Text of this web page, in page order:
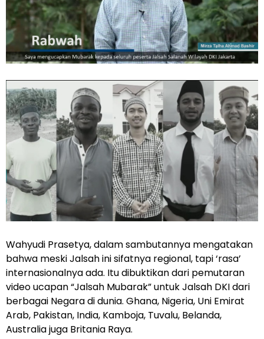
Wahyudi Prasetya, dalam sambutannya mengatakan
bahwa meski Jalsah ini sifatnya regional, tapi ‘rasa’
internasionalnya ada. Itu dibuktikan dari pemutaran
video ucapan “Jalsah Mubarak” untuk Jalsah DKI dari
berbagai Negara di dunia. Ghana, Nigeria, Uni Emirat
Arab, Pakistan, India, Kamboja, Tuvalu, Belanda,
Australia juga Britania Raya.